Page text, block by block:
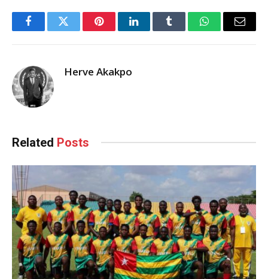
FacebookTwitter PinterestLinkedInTumblr WhatsAppEmail
Herve Akakpo
Related Posts